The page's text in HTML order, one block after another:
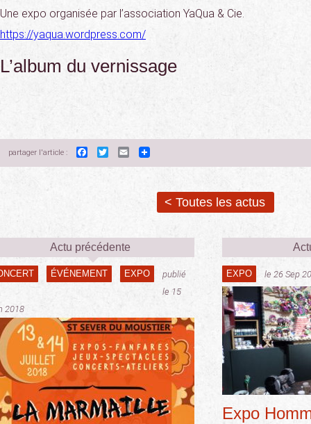
Une expo organisée par l’association YaQua & Cie.
https://yaqua.wordpress.com/
L’album du vernissage
partager l'article : Facebook
TwitterEmail
< Toutes les actus
Actu précédente
ÉVÉNEMENT EXPO
publié
le 15
2018
EXPO le 26 Sep
Expo